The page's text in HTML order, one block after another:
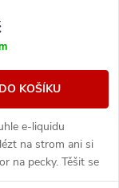
DO KOŠÍKU
e-liquidu
na strom ani si
na pecky. Těšit se
na vynikající